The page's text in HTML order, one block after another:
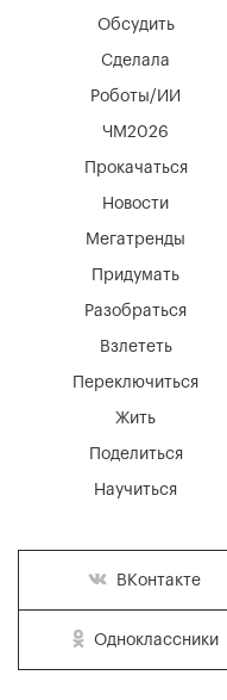
Мегатренды
Придумать
Разобраться
Взлететь
Новости
Переключиться
Жить
Поделиться
Научиться
Обсудить
Сделала
Роботы/ИИ
ЧМ2026
Прокачаться
ВКонтакте
Одноклассники